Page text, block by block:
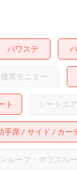
パワステ
後席モニター
ト シートエ
手席 サイド カー
ルーフ・ガラスル